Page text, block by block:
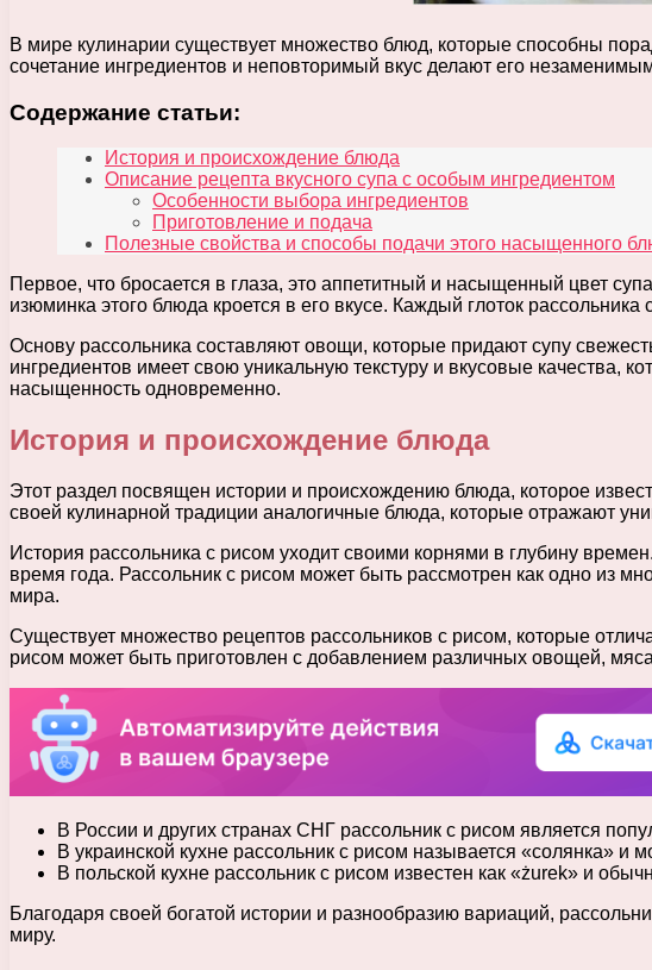
В мире кулинарии существует множество блюд, которые способны
сочетание ингредиентов и неповторимый вкус делают его
Содержание статьи:
История и происхождение блюда
Описание рецепта вкусного супа с особым ингредиентом
Особенности выбора ингредиентов
Приготовление и подача
Полезные свойства и способы подачи этого насыщенного
Первое, что бросается в глаза, это аппетитный и насыщенный цвет
изюминка этого блюда кроется в его вкусе. Каждый глоток
Основу рассольника составляют овощи, которые придают супу
ингредиентов имеет свою уникальную текстуру и вкусовые качества,
насыщенность одновременно.
История и происхождение блюда
Этот раздел посвящен истории и происхождению блюда, которое
своей кулинарной традиции аналогичные блюда, которые отражают
История рассольника с рисом уходит своими корнями в глубину
время года. Рассольник с рисом может быть рассмотрен как одно из
мира.
Существует множество рецептов рассольников с рисом, которые
рисом может быть приготовлен с добавлением различных овощей,
В России и других странах СНГ рассольник с рисом является
В украинской кухне рассольник с рисом называется «солянка»
В польской кухне рассольник с рисом известен как «żurek» и
Благодаря своей богатой истории и разнообразию вариаций,
миру.